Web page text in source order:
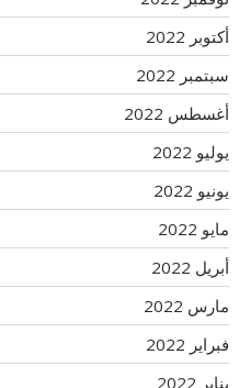
أكتوبر 2022
سبتمبر 2022
أغسطس 2022
يوليو 2022
يونيو 2022
مايو 2022
أبريل 2022
مارس 2022
فبراير 2022
يناير 2022